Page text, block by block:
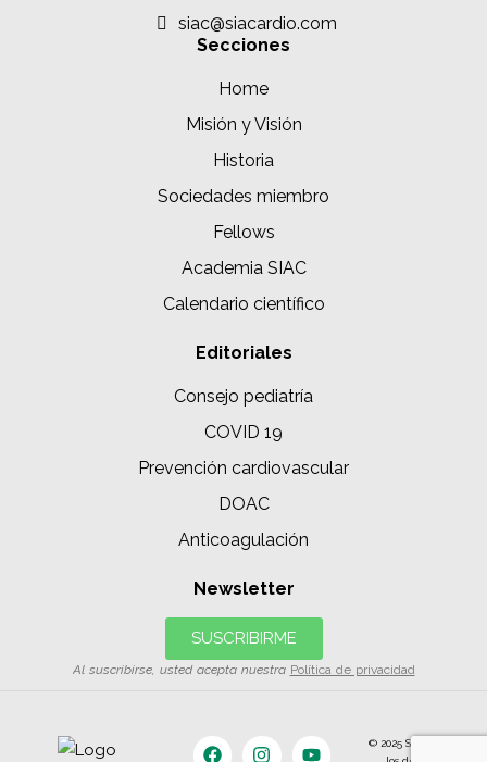
siac@siacardio.com
Secciones
Home
Misión y Visión
Historia
Sociedades miembro
Fellows
Academia SIAC
Calendario científico
Editoriales
Consejo pediatría
COVID 19
Prevención cardiovascular
DOAC
Anticoagulación
Newsletter
SUSCRIBIRME
Al suscribirse, usted acepta nuestra Política de privacidad
© 2025 SIAC | Todos